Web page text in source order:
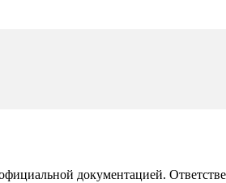
документацией.